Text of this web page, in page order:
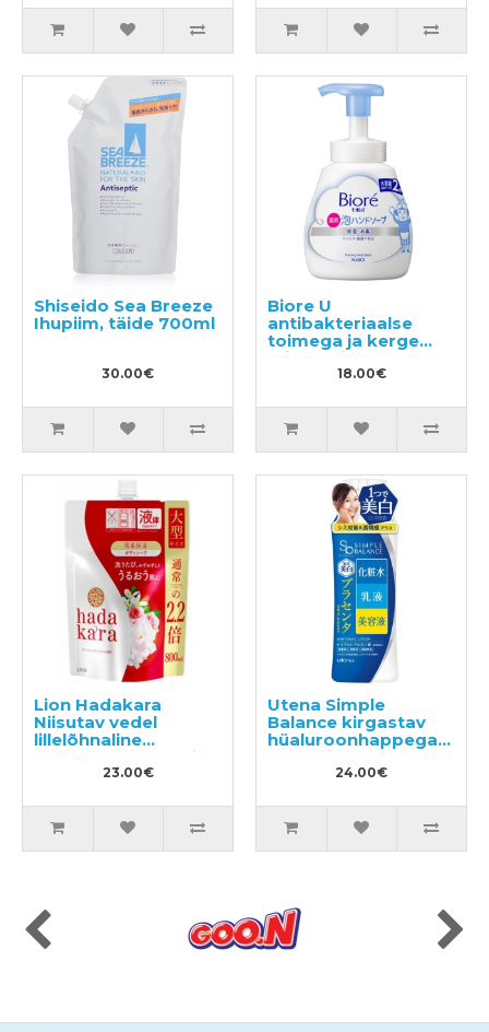
Shiseido Sea Breeze
Ihupiim, täide 700ml
30.00€
Biore U
antibakteriaalse
toimega ja kerge
tsitruselise lõhnaga
vedel käteseep-vaht
18.00€
Lion Hadakara
Niisutav vedel
lillelõhnaline
kehapesuseep, täide
23.00€
Utena Simple
Balance kirgastav
hüaluroonhappega
näolosjoon 220ml
24.00€